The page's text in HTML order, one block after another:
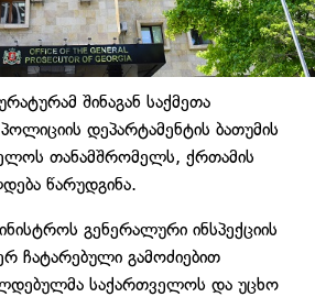
შინაგან საქმეთა
დეპარტამენტის ბათუმის
თანამშრომელს, ქრთამის
წარუდგინა.
გენერალური ინსპექციის
ჩატარებული გამოძიებით
საქართველოს და უცხო